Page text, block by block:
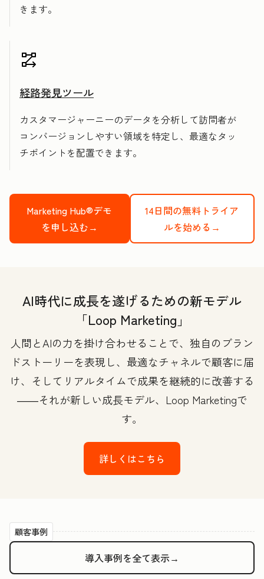
きます。
経路発見ツール
カスタマージャーニーのデータを分析して訪問者が
コンバージョンしやすい領域を特定し、最適なタッ
チポイントを配置できます。
Marketing Hub®デモ
を申し込む→
14日間の無料トライア
ルを始める→
AI時代に成長を遂げるための新モデル
「Loop Marketing」
人間とAIの力を掛け合わせることで、独自のブラン
ドストーリーを表現し、最適なチャネルで顧客に届
け、そしてリアルタイムで成果を継続的に改善する
――それが新しい成長モデル、Loop Marketingで
す。
詳しくはこちら
顧客事例
導入事例を全て表示→